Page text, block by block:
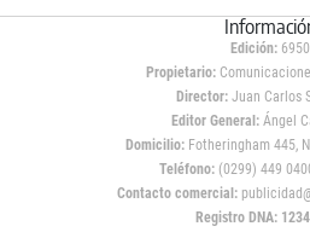
Edición: 6950
Propietario:
Director: Juan Carlos
Editor General:Ángel
Domicilio:Fotheringham 445,
Teléfono: (0299) 449
Contacto comercial:
Registro DNA: